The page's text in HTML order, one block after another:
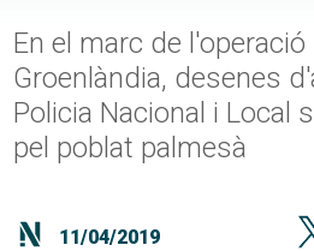
En el marc de l'operació
Groenlàndia, desenes
Policia Nacional i Local
pel poblat palmesà
11/04/2019